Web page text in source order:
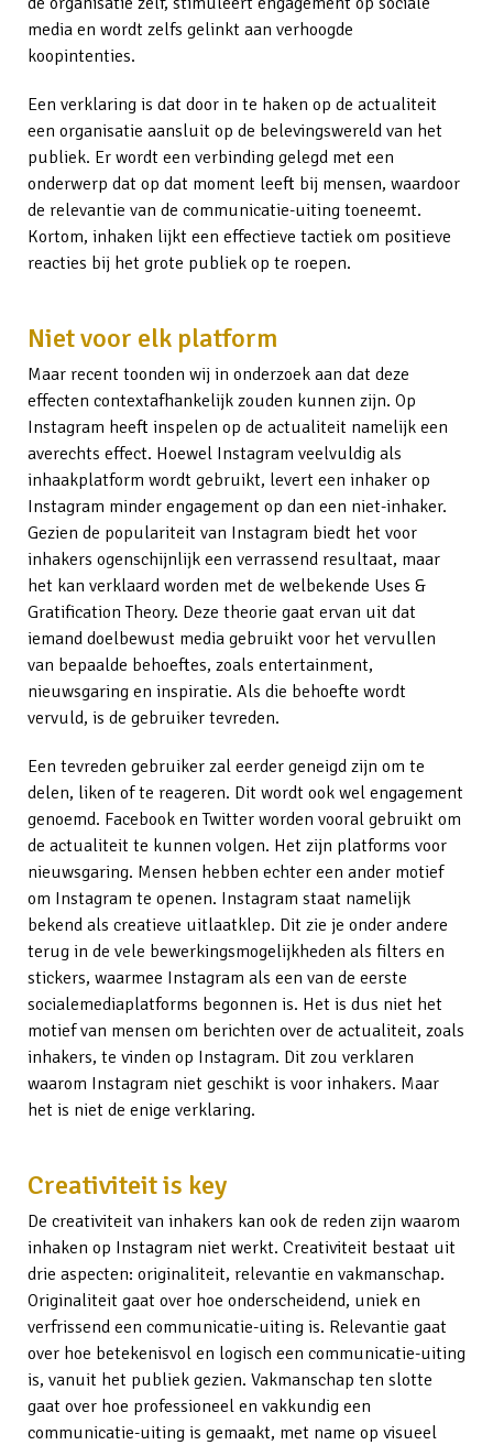
media en wordt zelfs gelinkt aan verhoogde
koopintenties.
Een verklaring is dat door in te haken op de actualiteit
een organisatie aansluit op de belevingswereld van het
publiek. Er wordt een verbinding gelegd met een
onderwerp dat op dat moment leeft bij mensen, waardoor
de relevantie van de communicatie-uiting toeneemt.
Kortom, inhaken lijkt een effectieve tactiek om positieve
reacties bij het grote publiek op te roepen.
Niet voor elk platform
Maar recent toonden wij in onderzoek aan dat deze
effecten contextafhankelijk zouden kunnen zijn. Op
Instagram heeft inspelen op de actualiteit namelijk een
averechts effect. Hoewel Instagram veelvuldig als
inhaakplatform wordt gebruikt, levert een inhaker op
Instagram minder engagement op dan een niet-inhaker.
Gezien de populariteit van Instagram biedt het voor
inhakers ogenschijnlijk een verrassend resultaat, maar
het kan verklaard worden met de welbekende Uses &
Gratification Theory. Deze theorie gaat ervan uit dat
iemand doelbewust media gebruikt voor het vervullen
van bepaalde behoeftes, zoals entertainment,
nieuwsgaring en inspiratie. Als die behoefte wordt
vervuld, is de gebruiker tevreden.
Een tevreden gebruiker zal eerder geneigd zijn om te
delen, liken of te reageren. Dit wordt ook wel engagement
genoemd. Facebook en Twitter worden vooral gebruikt om
de actualiteit te kunnen volgen. Het zijn platforms voor
nieuwsgaring. Mensen hebben echter een ander motief
om Instagram te openen. Instagram staat namelijk
bekend als creatieve uitlaatklep. Dit zie je onder andere
terug in de vele bewerkingsmogelijkheden als filters en
stickers, waarmee Instagram als een van de eerste
socialemediaplatforms begonnen is. Het is dus niet het
motief van mensen om berichten over de actualiteit, zoals
inhakers, te vinden op Instagram. Dit zou verklaren
waarom Instagram niet geschikt is voor inhakers. Maar
het is niet de enige verklaring.
Creativiteit is key
De creativiteit van inhakers kan ook de reden zijn waarom
inhaken op Instagram niet werkt. Creativiteit bestaat uit
drie aspecten: originaliteit, relevantie en vakmanschap.
Originaliteit gaat over hoe onderscheidend, uniek en
verfrissend een communicatie-uiting is. Relevantie gaat
over hoe betekenisvol en logisch een communicatie-uiting
is, vanuit het publiek gezien. Vakmanschap ten slotte
gaat over hoe professioneel en vakkundig een
communicatie-uiting is gemaakt, met name op visueel